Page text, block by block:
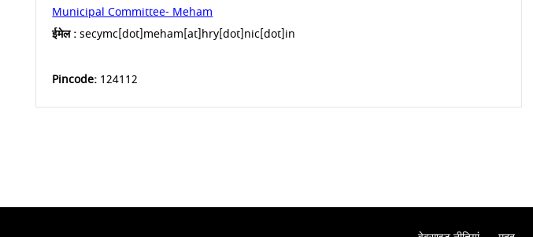
Municipal Committee- Meham
ईमेल :secymc[dot]meham[at]hry[dot]nic[dot]in
Pincode: 124112